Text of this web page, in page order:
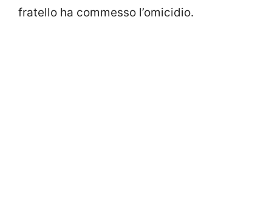
fratello ha commesso l’omicidio.